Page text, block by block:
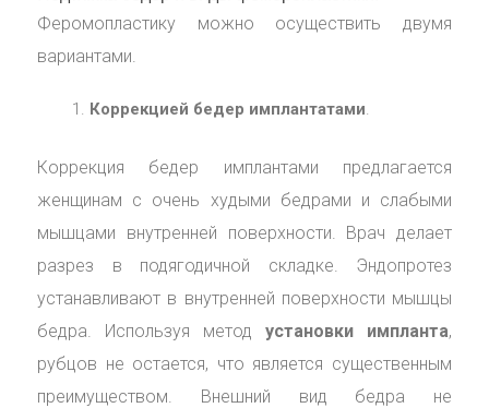
Феромопластику можно осуществить двумя
вариантами.
Коррекцией бедер имплантатами.
Коррекция бедер имплантами предлагается
женщинам с очень худыми бедрами и слабыми
мышцами внутренней поверхности. Врач делает
разрез в подягодичной складке. Эндопротез
устанавливают в внутренней поверхности мышцы
бедра. Используя метод установки импланта,
рубцов не остается, что является существенным
преимуществом. Внешний вид бедра не